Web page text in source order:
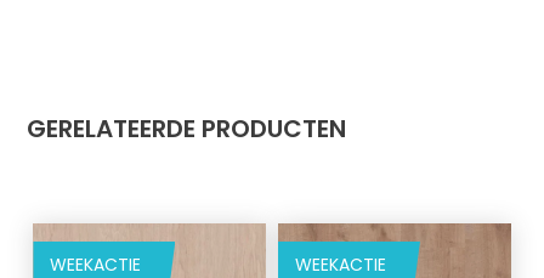
GERELATEERDE PRODUCTEN
WEEKACTIE WEEKACTIE